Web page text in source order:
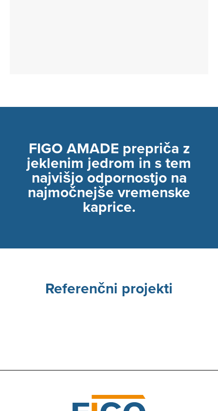
FIGO AMADE prepriča z
jeklenim jedrom in s tem
najvišjo odpornostjo na
najmočnejše vremenske
kaprice.
Referenčni projekti